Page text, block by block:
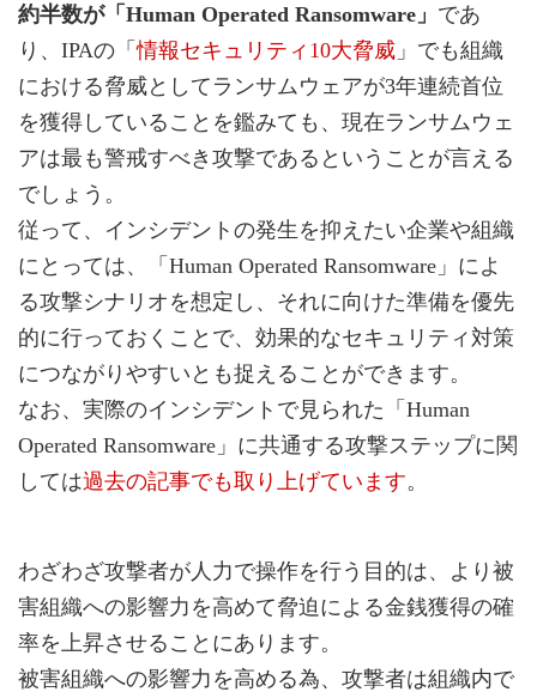
約半数が「Human Operated Ransomware」 であ
り、IPAの「情報セキュリティ10大脅威 」でも組織
における脅威としてランサムウェアが3年連続首位
を獲得していることを鑑みても、現在ランサムウェ
アは最も警戒すべき攻撃であるということが言える
でしょう。
従って、インシデントの発生を抑えたい企業や組織
にとっては、「Human Operated Ransomware」によ
る攻撃シナリオを想定し、それに向けた準備を優先
的に行っておくことで、効果的なセキュリティ対策
につながりやすいとも捉えることができます。
なお、実際のインシデントで見られた「Human
Operated Ransomware」に共通する攻撃ステップに関
しては過去の記事でも取り上げています。
わざわざ攻撃者が人力で操作を行う目的は、より被
害組織への影響力を高めて脅迫による金銭獲得の確
率を上昇させることにあります。
被害組織への影響力を高める為、攻撃者は組織内で